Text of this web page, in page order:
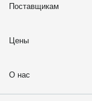
Поставщикам
Цены
О нас